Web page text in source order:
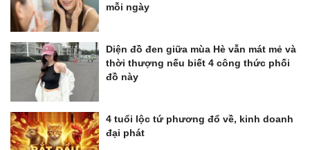
mỗi ngày
Diện đồ đen giữa mùa Hè vẫn mát mẻ và
thời thượng nếu biết 4 công thức phối
đồ này
4 tuổi lộc tứ phương đổ về, kinh doanh
đại phát